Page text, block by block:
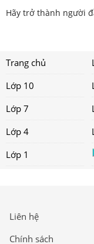
Hãy trở thành người
Trang chủ
Lớp 10
Lớp 7
Lớp 4
Lớp 1
Liên hệ
Chính sách